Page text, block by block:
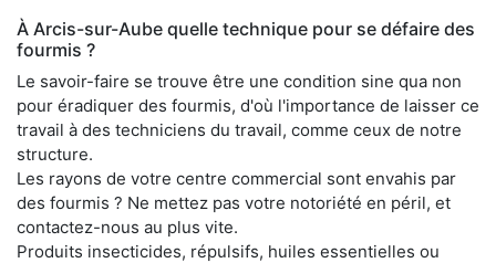
À Arcis-sur-Aube quelle technique pour se défaire des
fourmis ?
Le savoir-faire se trouve être une condition sine qua non
pour éradiquer des fourmis, d'où l'importance de laisser ce
travail à des techniciens du travail, comme ceux de notre
structure.
Les rayons de votre centre commercial sont envahis par
des fourmis ? Ne mettez pas votre notoriété en péril, et
contactez-nous au plus vite.
Produits insecticides, répulsifs, huiles essentielles ou